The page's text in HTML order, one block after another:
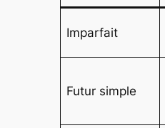
Imparfait
Futur simple